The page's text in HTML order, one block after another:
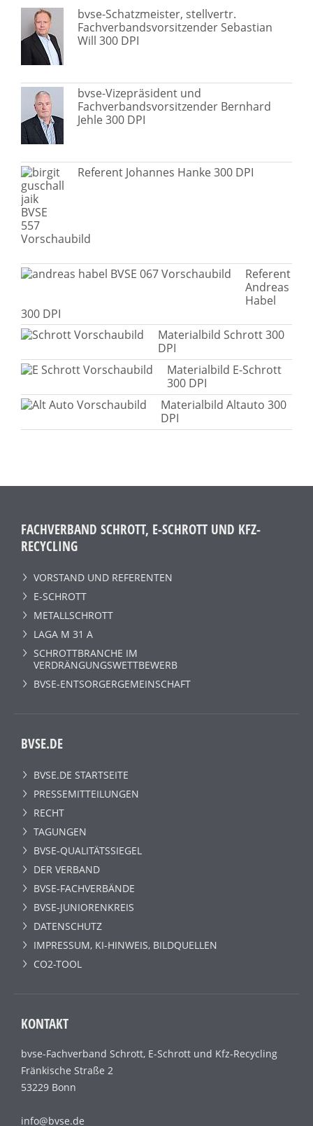
bvse-Schatzmeister, stellvertr.
Fachverbandsvorsitzender Sebastian
Will 300 DPI
bvse-Vizepräsident und
Fachverbandsvorsitzender Bernhard
Jehle 300 DPI
Referent Johannes Hanke 300 DPI
Referent
Andreas
Habel
300 DPI
Materialbild Schrott 300
DPI
Materialbild E-Schrott
300 DPI
Materialbild Altauto 300
DPI
FACHVERBAND SCHROTT, E-SCHROTT UND KFZ-
RECYCLING
VORSTAND UND REFERENTEN
E-SCHROTT
METALLSCHROTT
LAGA M 31 A
SCHROTTBRANCHE IM
VERDRÄNGUNGSWETTBEWERB
BVSE-ENTSORGERGEMEINSCHAFT
BVSE.DE
BVSE.DE STARTSEITE
PRESSEMITTEILUNGEN
RECHT
TAGUNGEN
BVSE-QUALITÄTSSIEGEL
DER VERBAND
BVSE-FACHVERBÄNDE
BVSE-JUNIORENKREIS
DATENSCHUTZ
IMPRESSUM, KI-HINWEIS, BILDQUELLEN
CO2-TOOL
KONTAKT
bvse-Fachverband Schrott, E-Schrott und Kfz-Recycling
Fränkische Straße 2
53229 Bonn
info@bvse.de